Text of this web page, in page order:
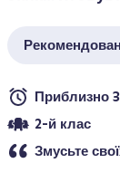
Приблизно
2-й клас
Змусьте